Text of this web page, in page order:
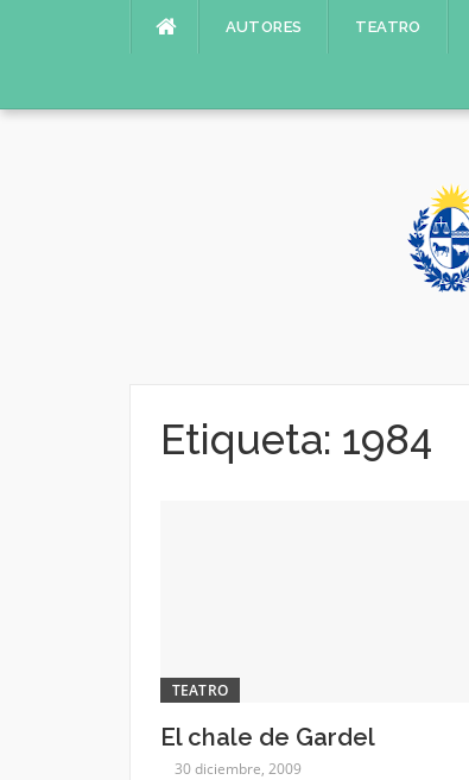
AUTORES TEATRO
Etiqueta: 1984
TEATRO
El chale de Gardel
30 diciembre, 2009